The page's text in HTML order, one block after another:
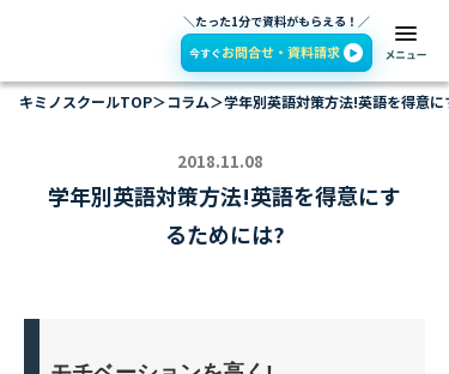
＼たった1分で資料がもらえる！／
キミノスクールTOP＞コラム＞学年別英語対策方法!英語を得意に
2018.11.08
学年別英語対策方法!英語を得意にす
るためには?